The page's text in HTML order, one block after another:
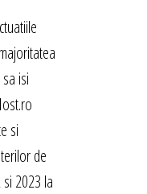
isi
si
de
2023 la